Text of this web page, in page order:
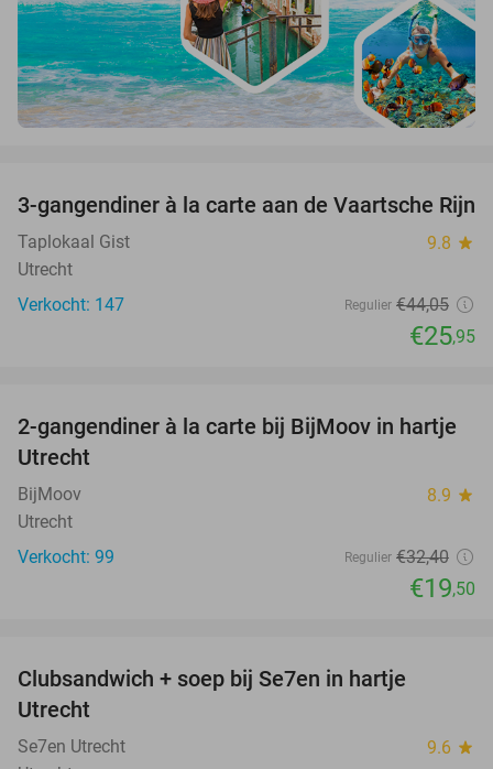
41%
3-gangendiner à la carte aan de Vaartsche Rijn
Taplokaal Gist 9.8 star
Utrecht
Verkocht: 147
Regulier €44,05
€25,95
40%
2-gangendiner à la carte bij BijMoov in hartje
Utrecht
BijMoov 8.9 star
Utrecht
Verkocht: 99
Regulier €32,40
€19,50
Clubsandwich + soep bij Se7en in hartje
Utrecht
Se7en Utrecht 9.6 star